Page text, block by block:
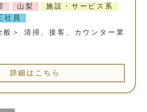
山梨
施設・サービス系
社員
般＞ 清掃、接客、カウンター業
詳細はこちら